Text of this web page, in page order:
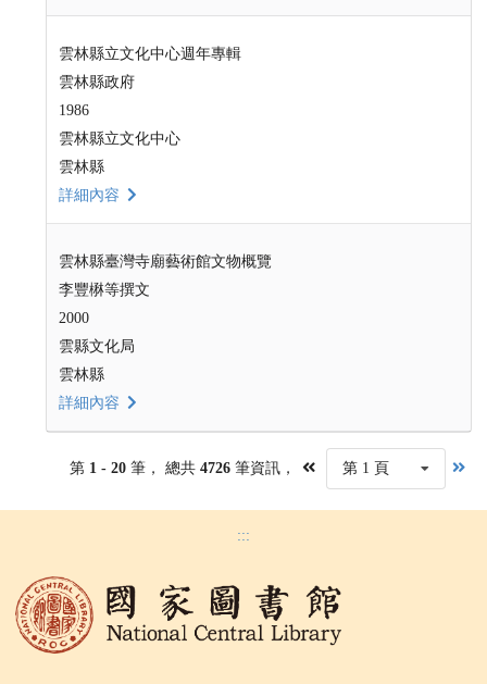
雲林縣立文化中心週年專輯
雲林縣政府
1986
雲林縣立文化中心
雲林縣
詳細內容
雲林縣臺灣寺廟藝術館文物概覽
李豐楙等撰文
2000
雲縣文化局
雲林縣
詳細內容
第 1 - 20 筆， 總共 4726筆資訊， 第 1 頁
:::